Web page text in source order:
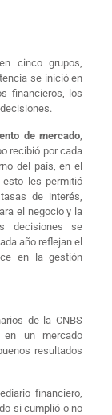
cinco grupos,
se inició en
financieros, los
de mercado,
recibió por cada
del país, en el
les permitió
de interés,
el negocio y la
decisiones se
año reflejan el
en la gestión
de la CNBS
un mercado
resultados
financiero,
si cumplió o no